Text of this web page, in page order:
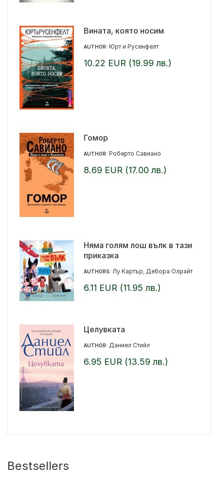
Вината, която носим
AUTHOR: Юрт и Русенфелт
10.22 EUR (19.99 лв.)
Гомор
AUTHOR: Роберто Савиано
8.69 EUR (17.00 лв.)
Няма голям лош вълк в тази
приказка
AUTHORS: Лу Картър Дебора Олрайт
6.11 EUR (11.95 лв.)
Целувката
AUTHOR: Даниел Стийл
6.95 EUR (13.59 лв.)
Bestsellers